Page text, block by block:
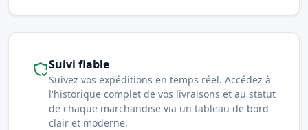
Suivi fiable
Suivez vos expéditions en temps réel. Accédez à
l'historique complet de vos livraisons et au statut
de chaque marchandise via un tableau de bord
clair et moderne.